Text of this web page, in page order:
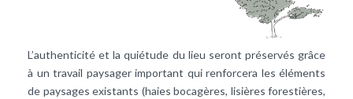
L’authenticité et la quiétude du lieu seront préservés grâce
à un travail paysager important qui renforcera les éléments
de paysages existants (haies bocagères, lisières forestières,